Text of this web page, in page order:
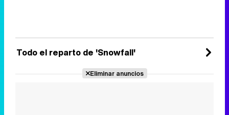
Todo el reparto de 'Snowfall'
Eliminar anuncios